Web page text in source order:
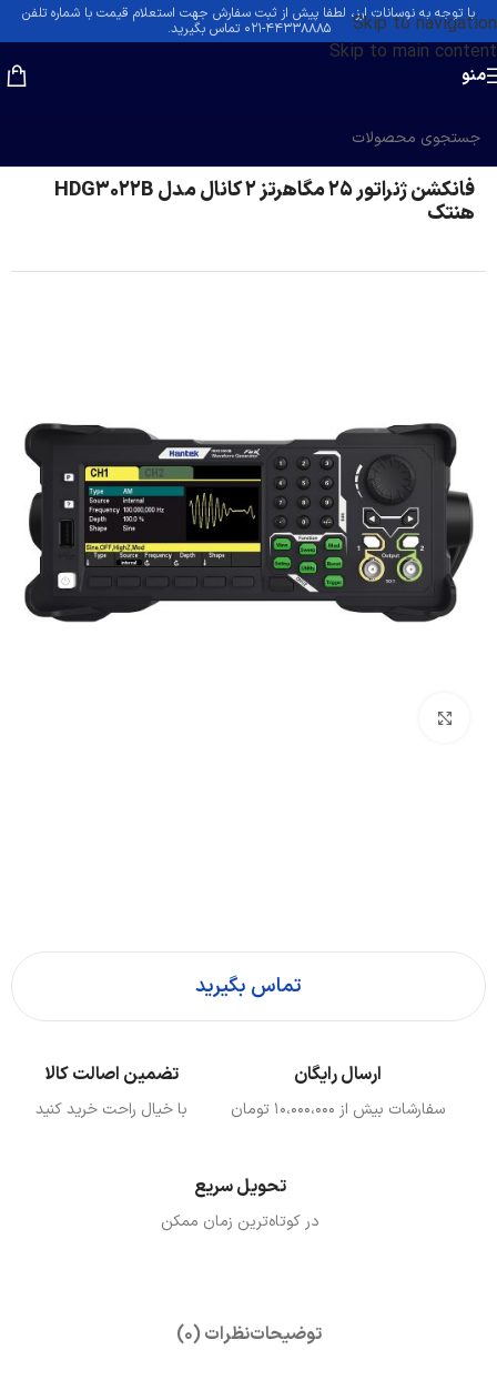
Skip to navigation
Skip to main content
با توجه به نوسانات ارز، لطفا پیش از ثبت سفارش جهت استعلام قیمت با شماره تلفن
۴۴۳۳۸۸۸۵-۰۲۱ تماس بگیرید.
منو
خانه /سیگنال و فانکشن ژنراتور
فانکشن ژنراتور 25 مگاهرتز 2 کانال مدل HDG3022B
هنتک
تماس بگیرید
ارسال رایگان
سفارشات بیش از ۱۰،000،000 تومان
تضمین اصالت کالا
با خیال راحت خرید کنید
تحویل سریع
در کوتاه‌ترین زمان ممکن
توضیحاتنظرات (0)